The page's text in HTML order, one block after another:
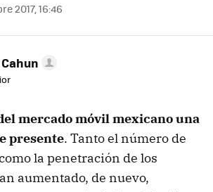
2017, 16:46
mercado móvil mexicano una
presente. Tanto el número de
la penetración de los
aumentado, de nuevo,